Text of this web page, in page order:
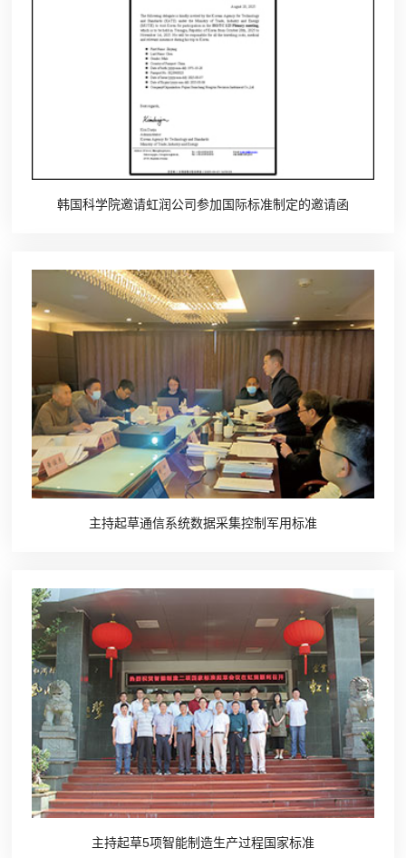
韩国科学院邀请虹润公司参加国际标准制定的邀请函
主持起草通信系统数据采集控制军用标准
主持起草5项智能制造生产过程国家标准